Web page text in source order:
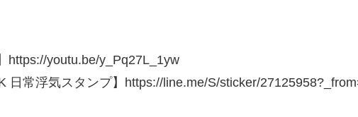
https://youtu.be/y_Pq27L_1yw
日常浮気スタンプ】https://line.me/S/sticker/